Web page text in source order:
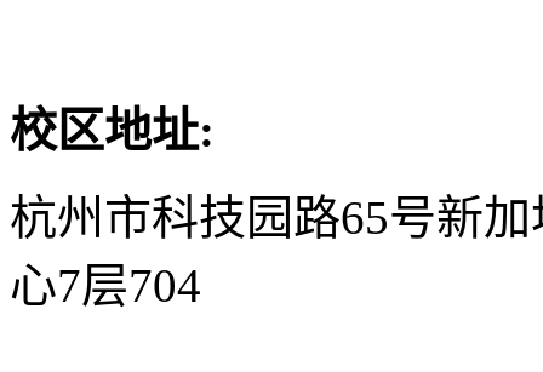
校区地址:
杭州市科技园路65号新
心7层704